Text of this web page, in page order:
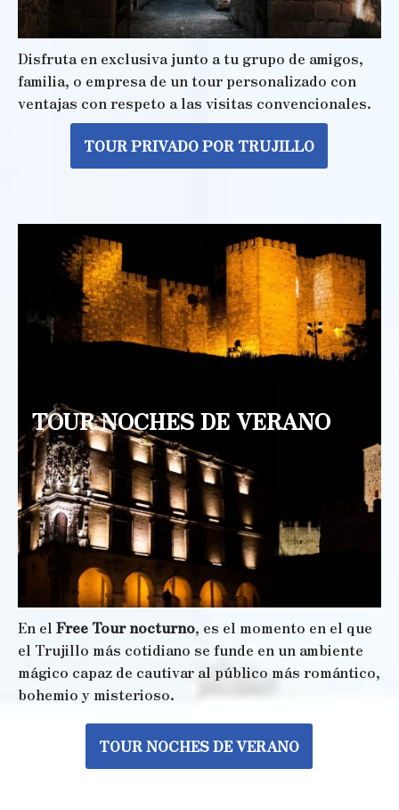
Disfruta en exclusiva junto a tu grupo de amigos,
familia, o empresa de un tour personalizado con
ventajas con respeto a las visitas convencionales.
TOUR PRIVADO POR TRUJILLO
TOUR NOCHES DE VERANO
En el Free Tour nocturno, es el momento en el que
el Trujillo más cotidiano se funde en un ambiente
mágico capaz de cautivar al público más romántico,
bohemio y misterioso.
TOUR NOCHES DE VERANO